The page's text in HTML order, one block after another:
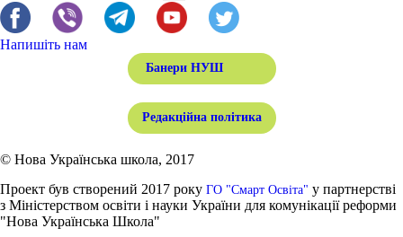
Напишіть нам
Банери НУШ
Редакційна політика
© Нова Українська школа, 2017
Проект був створений 2017 року ГО "Смарт Освіта" у партнерстві
з Міністерством освіти і науки України для комунікації реформи
"Нова Українська Школа"